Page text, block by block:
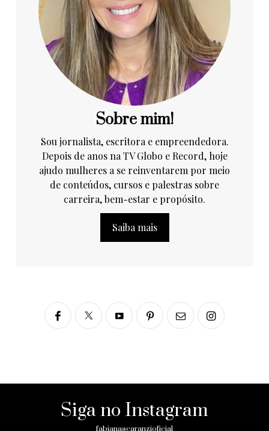
Sobre mim!
Sou jornalista, escritora e empreendedora.
Depois de anos na TV Globo e Record, hoje
ajudo mulheres a se reinventarem por meio
de conteúdos, cursos e palestras sobre
carreira, bem-estar e propósito.
Saiba mais
Siga no Instagram
fabianascaranzioficial